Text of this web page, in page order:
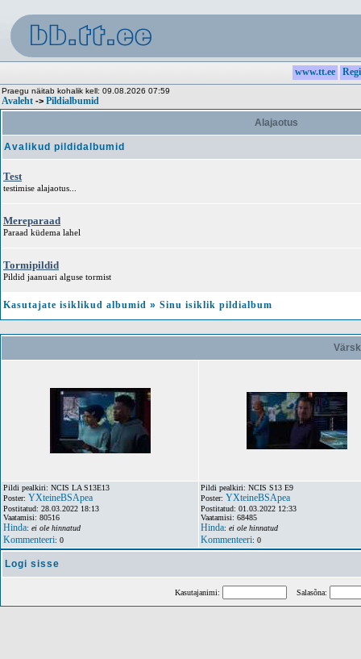
www.tt.ee
Praegu näitab kohalik kell: 09.08.2026 07:59
Avaleht -> Pildialbumid
Alajaotus
Avalikud pildidalbumid
Test
testimise alajaotus...
Mereparaad
Paraad küdema lahel
Tormipildid
Pildid jaanuari alguse tormist
Kasutajate isiklikud albumid » Sinu isiklik pildialbum
Pildi pealkiri: NCIS LA S13E13
Poster: YXteineBSApea
Postitatud: 28.03.2022 18:13
Vaatamisi: 80516
Hinda: ei ole hinnatud
Kommenteeri: 0
Pildi pealkiri: NCIS S13 E9
Poster: YXteineBSApea
Postitatud: 01.03.2022 12:33
Vaatamisi: 68485
Hinda: ei ole hinnatud
Kommenteeri: 0
Logi sisse
Kasutajanimi: Salasõna: